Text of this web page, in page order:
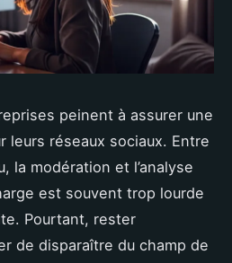
peinent à assurer une
leurs réseaux sociaux. Entre
la modération et l’analyse
est souvent trop lourde
Pourtant, rester
de disparaître du champ de